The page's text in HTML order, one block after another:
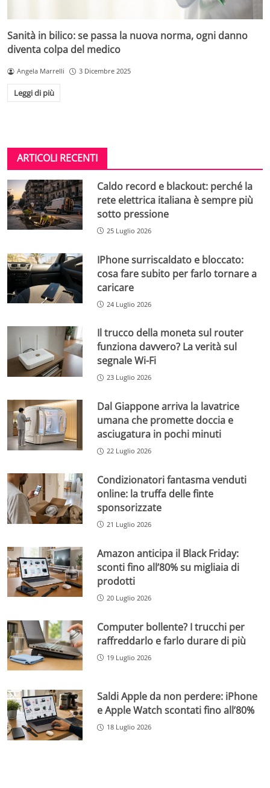
Sanità in bilico: se passa la nuova norma, ogni danno
diventa colpa del medico
Angela Marrelli 3 Dicembre 2025
Leggi di più
ARTICOLI RECENTI
Caldo record e blackout: perché la
rete elettrica italiana è sempre più
sotto pressione
25 Luglio 2026
IPhone surriscaldato e bloccato:
cosa fare subito per farlo tornare a
caricare
24 Luglio 2026
Il trucco della moneta sul router
funziona davvero? La verità sul
segnale Wi-Fi
23 Luglio 2026
Dal Giappone arriva la lavatrice
umana che promette doccia e
asciugatura in pochi minuti
22 Luglio 2026
Condizionatori fantasma venduti
online: la truffa delle finte
sponsorizzate
21 Luglio 2026
Amazon anticipa il Black Friday:
sconti fino all’80% su migliaia di
prodotti
20 Luglio 2026
Computer bollente? I trucchi per
raffreddarlo e farlo durare di più
19 Luglio 2026
Saldi Apple da non perdere: iPhone
e Apple Watch scontati fino all’80%
18 Luglio 2026